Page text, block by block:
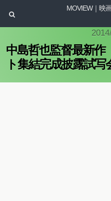
MOVIEW｜映
中島哲也監督最新作
ト集結完成披露試写